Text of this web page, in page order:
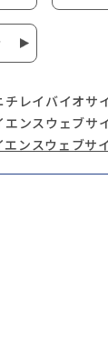
レイバイオサ
ンスウェブサ
ンスウェブサ